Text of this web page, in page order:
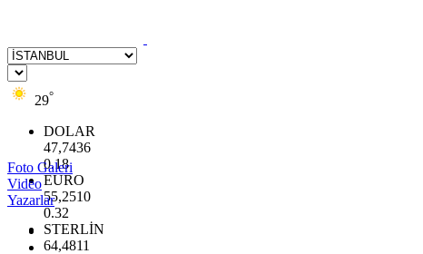
29°
DOLAR
47,7436
0.18
EURO
55,2510
0.32
STERLİN
64,4811
Foto Galeri
Video
Yazarlar